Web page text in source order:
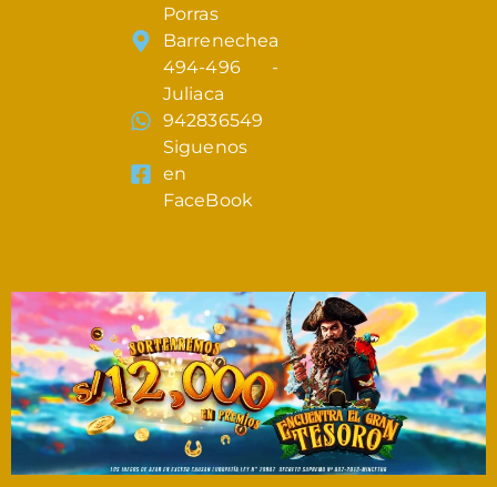
Porras
Barrenechea
494-496 -
Juliaca
942836549
Siguenos
en
FaceBook